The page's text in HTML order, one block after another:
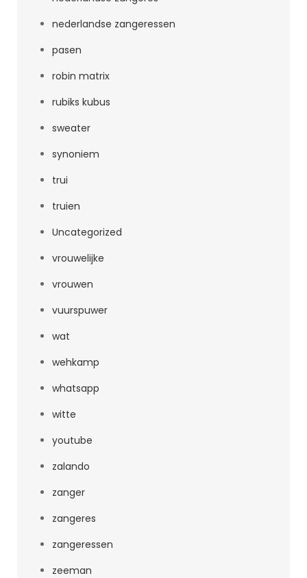
nederlandse zangeressen
pasen
robin matrix
rubiks kubus
sweater
synoniem
trui
truien
Uncategorized
vrouwelijke
vrouwen
vuurspuwer
wat
wehkamp
whatsapp
witte
youtube
zalando
zanger
zangeres
zangeressen
zeeman